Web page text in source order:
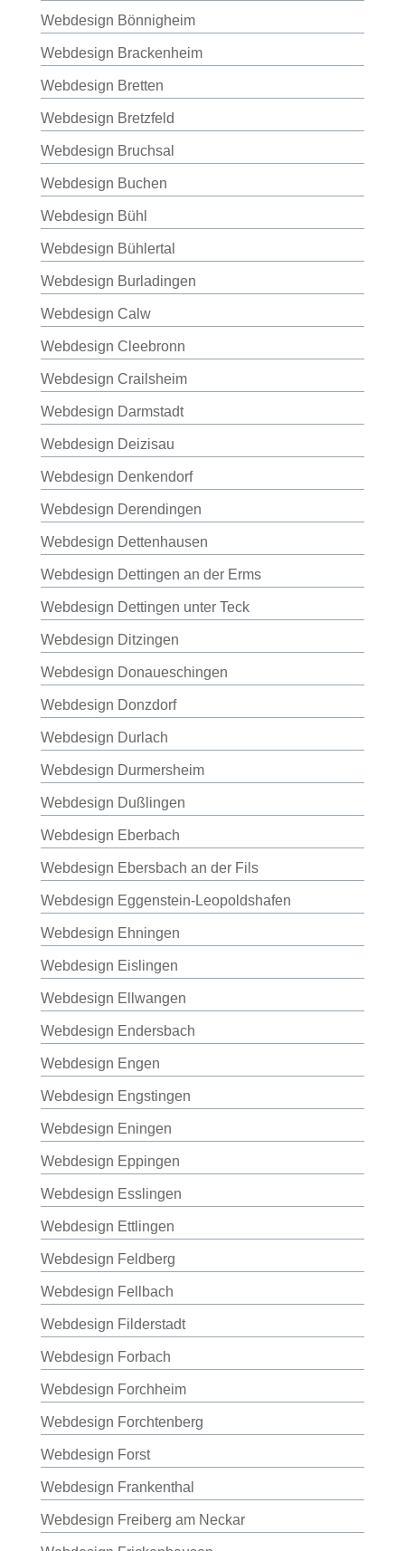
Webdesign Bönnigheim
Webdesign Brackenheim
Webdesign Bretten
Webdesign Bretzfeld
Webdesign Bruchsal
Webdesign Buchen
Webdesign Bühl
Webdesign Bühlertal
Webdesign Burladingen
Webdesign Calw
Webdesign Cleebronn
Webdesign Crailsheim
Webdesign Darmstadt
Webdesign Deizisau
Webdesign Denkendorf
Webdesign Derendingen
Webdesign Dettenhausen
Webdesign Dettingen an der Erms
Webdesign Dettingen unter Teck
Webdesign Ditzingen
Webdesign Donaueschingen
Webdesign Donzdorf
Webdesign Durlach
Webdesign Durmersheim
Webdesign Dußlingen
Webdesign Eberbach
Webdesign Ebersbach an der Fils
Webdesign Eggenstein-Leopoldshafen
Webdesign Ehningen
Webdesign Eislingen
Webdesign Ellwangen
Webdesign Endersbach
Webdesign Engen
Webdesign Engstingen
Webdesign Eningen
Webdesign Eppingen
Webdesign Esslingen
Webdesign Ettlingen
Webdesign Feldberg
Webdesign Fellbach
Webdesign Filderstadt
Webdesign Forbach
Webdesign Forchheim
Webdesign Forchtenberg
Webdesign Forst
Webdesign Frankenthal
Webdesign Freiberg am Neckar